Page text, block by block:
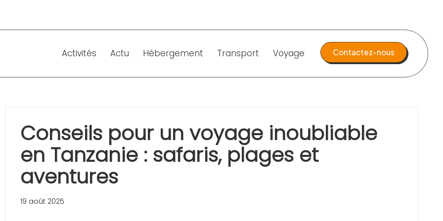
Activités Actu Hébergement Transport Voyage Contactez-nous
Conseils pour un voyage inoubliable
en Tanzanie : safaris, plages et
aventures
19 août 2025